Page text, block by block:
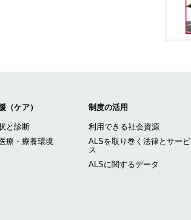
（ケア）
と診断
療・療養環境
制度の活用
利用できる社会資源
ALSを取り巻く法律とサービ
ス
ALSに関するデータ